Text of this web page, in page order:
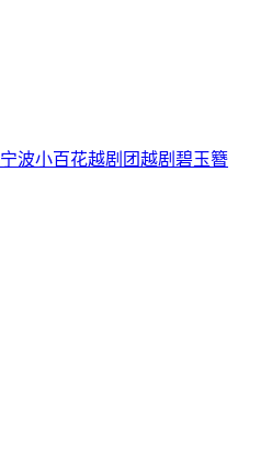
宁波小百花越剧团越剧碧玉簪